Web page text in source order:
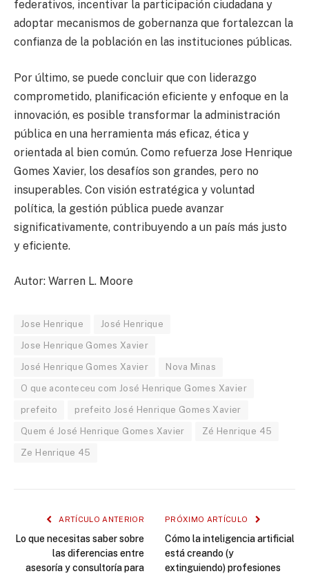
federativos, incentivar la participación ciudadana y
adoptar mecanismos de gobernanza que fortalezcan la
confianza de la población en las instituciones públicas.
Por último, se puede concluir que con liderazgo
comprometido, planificación eficiente y enfoque en la
innovación, es posible transformar la administración
pública en una herramienta más eficaz, ética y
orientada al bien común. Como refuerza Jose Henrique
Gomes Xavier, los desafíos son grandes, pero no
insuperables. Con visión estratégica y voluntad
política, la gestión pública puede avanzar
significativamente, contribuyendo a un país más justo
y eficiente.
Autor: Warren L. Moore
Jose Henrique José Henrique
Jose Henrique Gomes Xavier
José Henrique Gomes Xavier Nova Minas
O que aconteceu com José Henrique Gomes Xavier
prefeito prefeito José Henrique Gomes Xavier
Quem é José Henrique Gomes Xavier Zé Henrique 45
Ze Henrique 45
ARTÍCULO ANTERIOR
Lo que necesitas saber sobre
las diferencias entre
asesoría y consultoría para
PRÓXIMO ARTÍCULO
Cómo la inteligencia artificial
está creando (y
extinguiendo) profesiones